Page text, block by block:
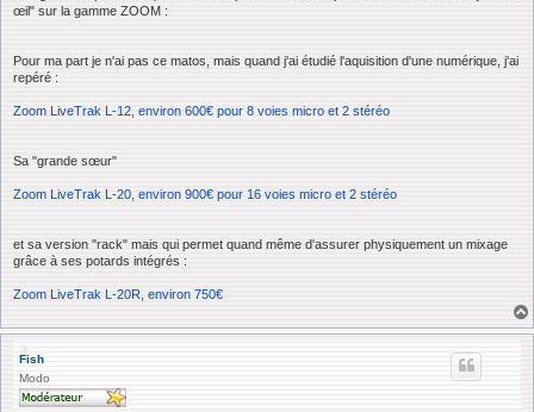
œil" sur la gamme ZOOM :
Pour ma part je n'ai pas ce matos, mais quand j'ai étudié l'aquisition d'une numérique, j'ai
repéré :
Zoom LiveTrak L-12, environ 600€ pour 8 voies micro et 2 stéréo
Sa "grande sœur"
Zoom LiveTrak L-20, environ 900€ pour 16 voies micro et 2 stéréo
et sa version "rack" mais qui permet quand même d'assurer physiquement un mixage
grâce à ses potards intégrés :
Zoom LiveTrak L-20R, environ 750€
Fish
Modo